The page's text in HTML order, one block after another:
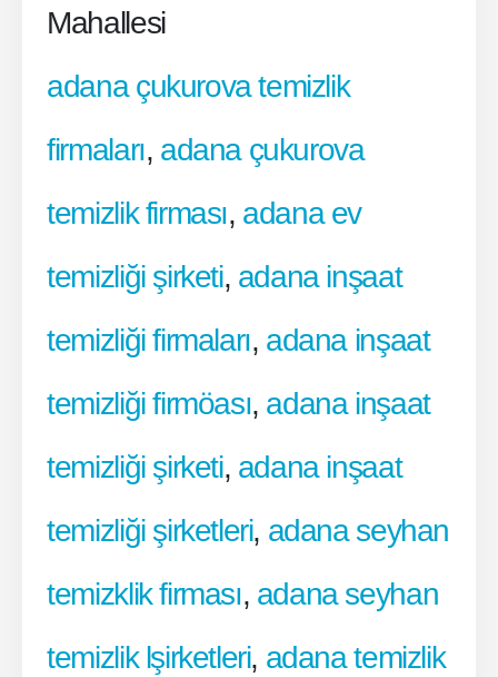
Mahallesi
adana çukurova temizlik
firmaları, adana çukurova
temizlik firması, adana ev
temizliği şirketi, adana inşaat
temizliği firmaları, adana inşaat
temizliği firmöası, adana inşaat
temizliği şirketi, adana inşaat
temizliği şirketleri, adana seyhan
temizklik firması, adana seyhan
temizlik lşirketleri, adana temizlik